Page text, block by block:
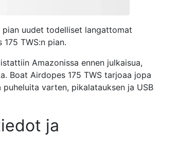
uudet todelliset langattomat
TWS:n pian.
Amazonissa ennen julkaisua,
Boat Airdopes 175 TWS tarjoaa jopa
varten, pikalatauksen ja USB
ja